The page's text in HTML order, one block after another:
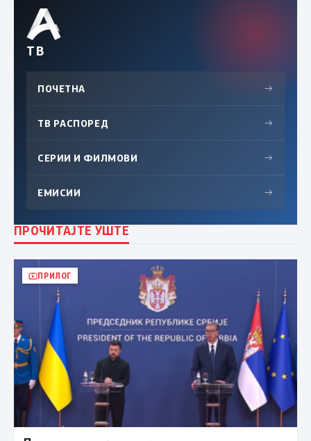
ТВ
ПОЧЕТНА →
ТВ РАСПОРЕД →
СЕРИИ И ФИЛМОВИ →
ЕМИСИИ →
ПРОЧИТАЈТЕ УШТЕ
ПРИЛОГ